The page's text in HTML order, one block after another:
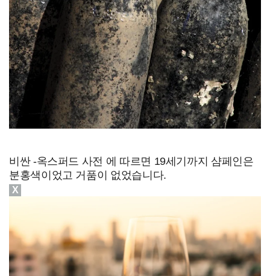
비싼 -옥스퍼드 사전 에 따르면 19세기까지 샴페인은
분홍색이었고 거품이 없었습니다.
X